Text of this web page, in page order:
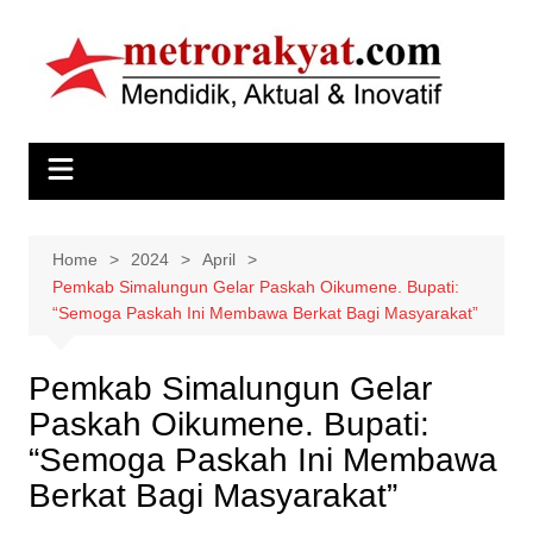
content
Home 2024
April
Pemkab Simalungun Gelar Paskah Oikumene. Bupati:
“Semoga Paskah Ini Membawa Berkat Bagi Masyarakat”
Pemkab Simalungun Gelar
Paskah Oikumene. Bupati:
“Semoga Paskah Ini Membawa
Berkat Bagi Masyarakat”